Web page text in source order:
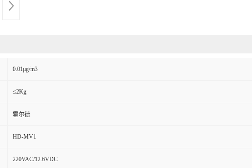
0.01μg/m3
≤2Kg
霍尔德
HD-MV1
220VAC/12.6VDC